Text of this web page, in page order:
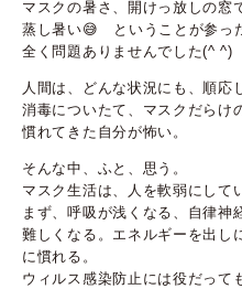
マスクの暑さ、開けっ放しの窓
蒸し暑い😅 ということが参っ
全く問題ありませんでした(^ ^)
人間は、どんな状況にも、順応
消毒についたて、マスクだらけ
慣れてきた自分が怖い。
そんな中、ふと、思う。
マスク生活は、人を軟弱にして
まず、呼吸が浅くなる、自律神
難しくなる。エネルギーを出し
に慣れる。
ウィルス感染防止には役だって